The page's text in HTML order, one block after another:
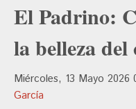
El Padrino:
la belleza del
Miércoles, 13 Mayo 2026
García